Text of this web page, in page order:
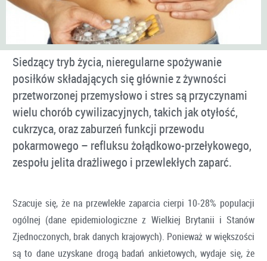
Siedzący tryb życia, nieregularne spożywanie
posiłków składających się głównie z żywności
przetworzonej przemysłowo i stres są przyczynami
wielu chorób cywilizacyjnych, takich jak otyłość,
cukrzyca, oraz zaburzeń funkcji przewodu
pokarmowego – refluksu żołądkowo-przełykowego,
zespołu jelita drażliwego i przewlekłych zaparć.
Szacuje się, że na przewlekłe zaparcia cierpi 10-28% populacji
ogólnej (dane epidemiologiczne z Wielkiej Brytanii i Stanów
Zjednoczonych, brak danych krajowych). Ponieważ w większości
są to dane uzyskane drogą badań ankietowych, wydaje się, że